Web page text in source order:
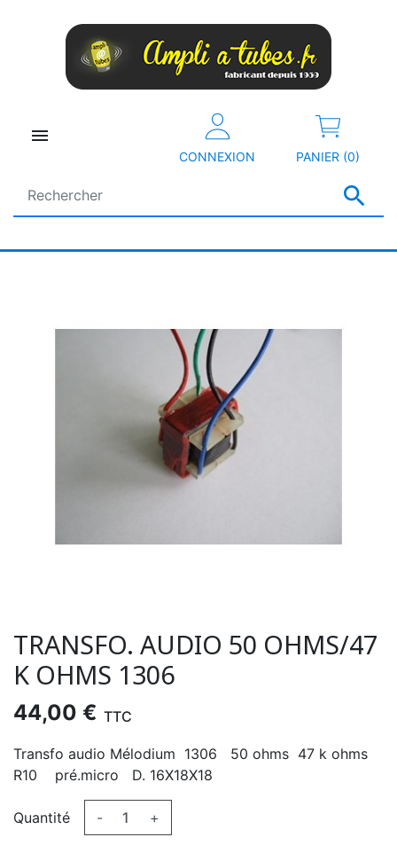


CONNEXION PANIER (0)
TRANSFO. AUDIO 50 OHMS/47
K OHMS 1306
44,00 € TTC
Transfo audio Mélodium 1306 50 ohms 47 k ohms
R10 pré.micro D. 16X18X18
Quantité - +